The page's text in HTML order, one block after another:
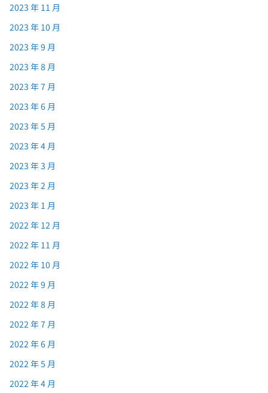
2023 年 11 月
2023 年 10 月
2023 年 9 月
2023 年 8 月
2023 年 7 月
2023 年 6 月
2023 年 5 月
2023 年 4 月
2023 年 3 月
2023 年 2 月
2023 年 1 月
2022 年 12 月
2022 年 11 月
2022 年 10 月
2022 年 9 月
2022 年 8 月
2022 年 7 月
2022 年 6 月
2022 年 5 月
2022 年 4 月